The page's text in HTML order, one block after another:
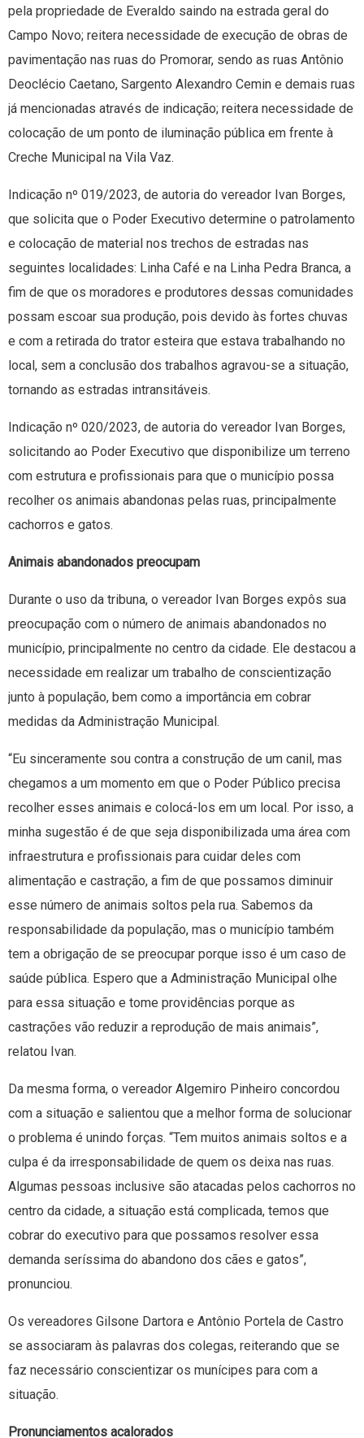
pela propriedade de Everaldo saindo na estrada geral do
Campo Novo; reitera necessidade de execução de obras de
pavimentação nas ruas do Promorar, sendo as ruas Antônio
Deoclécio Caetano, Sargento Alexandro Cemin e demais ruas
já mencionadas através de indicação; reitera necessidade de
colocação de um ponto de iluminação pública em frente à
Creche Municipal na Vila Vaz.
Indicação nº 019/2023, de autoria do vereador Ivan Borges,
que solicita que o Poder Executivo determine o patrolamento
e colocação de material nos trechos de estradas nas
seguintes localidades: Linha Café e na Linha Pedra Branca, a
fim de que os moradores e produtores dessas comunidades
possam escoar sua produção, pois devido às fortes chuvas
e com a retirada do trator esteira que estava trabalhando no
local, sem a conclusão dos trabalhos agravou-se a situação,
tornando as estradas intransitáveis.
Indicação nº 020/2023, de autoria do vereador Ivan Borges,
solicitando ao Poder Executivo que disponibilize um terreno
com estrutura e profissionais para que o município possa
recolher os animais abandonas pelas ruas, principalmente
cachorros e gatos.
Animais abandonados preocupam
Durante o uso da tribuna, o vereador Ivan Borges expôs sua
preocupação com o número de animais abandonados no
município, principalmente no centro da cidade. Ele destacou a
necessidade em realizar um trabalho de conscientização
junto à população, bem como a importância em cobrar
medidas da Administração Municipal.
“Eu sinceramente sou contra a construção de um canil, mas
chegamos a um momento em que o Poder Público precisa
recolher esses animais e colocá-los em um local. Por isso, a
minha sugestão é de que seja disponibilizada uma área com
infraestrutura e profissionais para cuidar deles com
alimentação e castração, a fim de que possamos diminuir
esse número de animais soltos pela rua. Sabemos da
responsabilidade da população, mas o município também
tem a obrigação de se preocupar porque isso é um caso de
saúde pública. Espero que a Administração Municipal olhe
para essa situação e tome providências porque as
castrações vão reduzir a reprodução de mais animais”,
relatou Ivan.
Da mesma forma, o vereador Algemiro Pinheiro concordou
com a situação e salientou que a melhor forma de solucionar
o problema é unindo forças. “Tem muitos animais soltos e a
culpa é da irresponsabilidade de quem os deixa nas ruas.
Algumas pessoas inclusive são atacadas pelos cachorros no
centro da cidade, a situação está complicada, temos que
cobrar do executivo para que possamos resolver essa
demanda seríssima do abandono dos cães e gatos”,
pronunciou.
Os vereadores Gilsone Dartora e Antônio Portela de Castro
se associaram às palavras dos colegas, reiterando que se
faz necessário conscientizar os munícipes para com a
situação.
Pronunciamentos acalorados